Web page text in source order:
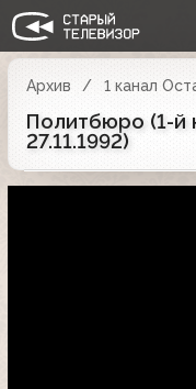
Архив 1 канал
Политбюро (1-й
27.11.1992)